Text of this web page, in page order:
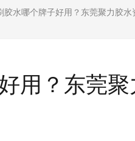
胶水哪个牌子好用？东莞聚力胶
用？东莞